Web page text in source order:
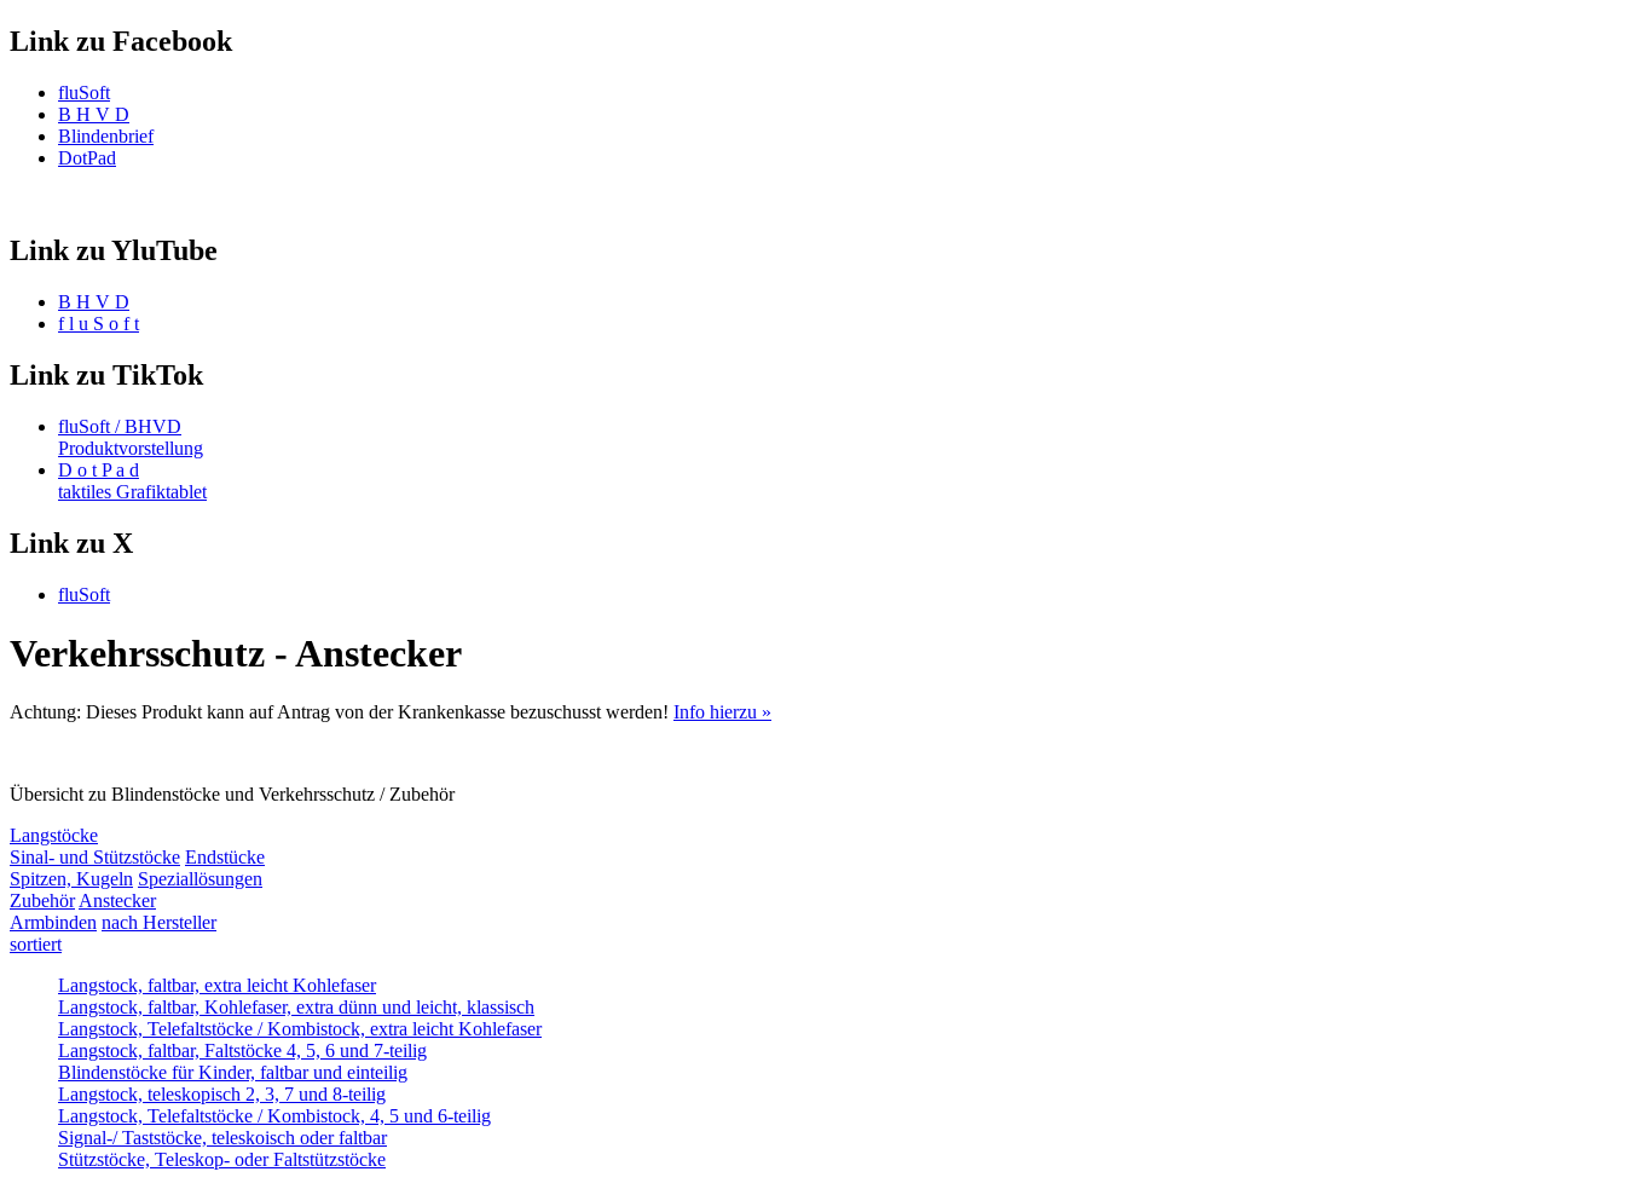
Link zu Facebook
fluSoft
B H V D
Blindenbrief
DotPad
Link zu YluTube
B H V D
f l u S o f t
Link zu TikTok
fluSoft / BHVD
Produktvorstellung
D o t P a d
taktiles Grafiktablet
Link zu X
fluSoft
Verkehrsschutz - Anstecker
Achtung: Dieses Produkt kann auf Antrag von der Krankenkasse bezuschusst werden! Info hierzu »
Übersicht zu Blindenstöcke und Verkehrsschutz / Zubehör
Langstöcke
Sinal- und Stützstöcke Endstücke
Spitzen, Kugeln Speziallösungen
Zubehör Anstecker
Armbinden nach Hersteller
sortiert
Langstock, faltbar, extra leicht Kohlefaser
Langstock, faltbar, Kohlefaser, extra dünn und leicht, klassisch
Langstock, Telefaltstöcke / Kombistock, extra leicht Kohlefaser
Langstock, faltbar, Faltstöcke 4, 5, 6 und 7-teilig
Blindenstöcke für Kinder, faltbar und einteilig
Langstock, teleskopisch 2, 3, 7 und 8-teilig
Langstock, Telefaltstöcke / Kombistock, 4, 5 und 6-teilig
Signal-/ Taststöcke, teleskoisch oder faltbar
Stützstöcke, Teleskop- oder Faltstützstöcke